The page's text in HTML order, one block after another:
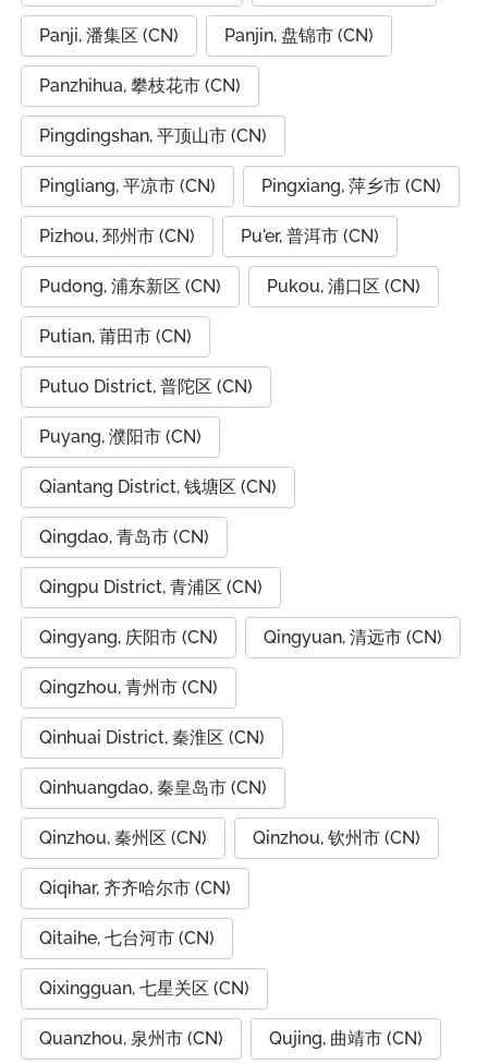
Panji, 潘集区 (CN) Panjin, 盘锦市 (CN)
Panzhihua, 攀枝花市 (CN)
Pingdingshan, 平顶山市 (CN)
Pingliang, 平凉市 (CN) Pingxiang, 萍乡市 (CN)
Pizhou, 邳州市 (CN) Pu'er, 普洱市 (CN)
Pudong, 浦东新区 (CN) Pukou, 浦口区 (CN)
Putian, 莆田市 (CN)
Putuo District, 普陀区 (CN)
Puyang, 濮阳市 (CN)
Qiantang District, 钱塘区 (CN)
Qingdao, 青岛市 (CN)
Qingpu District, 青浦区 (CN)
Qingyang, 庆阳市 (CN) Qingyuan, 清远市 (CN)
Qingzhou, 青州市 (CN)
Qinhuai District, 秦淮区 (CN)
Qinhuangdao, 秦皇岛市 (CN)
Qinzhou, 秦州区 (CN) Qinzhou, 钦州市 (CN)
Qiqihar, 齐齐哈尔市 (CN)
Qitaihe, 七台河市 (CN)
Qixingguan, 七星关区 (CN)
Quanzhou, 泉州市 (CN) Qujing, 曲靖市 (CN)